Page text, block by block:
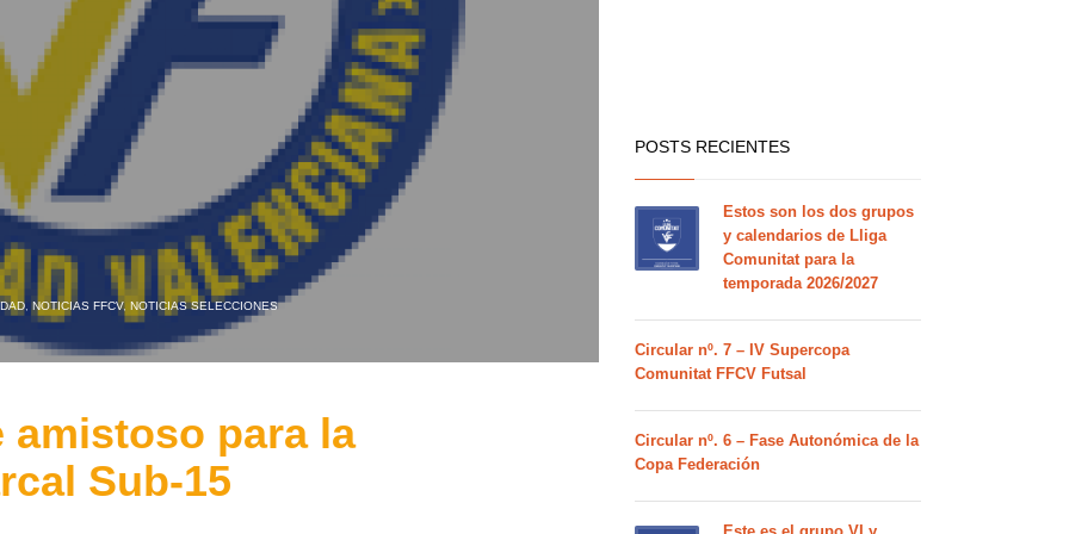
, NOTICIAS FFCV, NOTICIAS SELECCIONES
para la
Sub-15
POSTS RECIENTES
Estos son los dos grupos
y calendarios de Lliga
Comunitat para la
temporada 2026/2027
Circular nº. 7 – IV Supercopa
Comunitat FFCV Futsal
Circular nº. 6 – Fase Autonómica de la
Copa Federación